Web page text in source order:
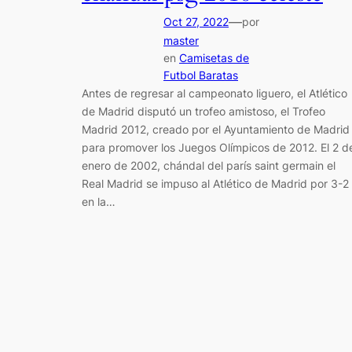
Oct 27, 2022—por
master
en Camisetas de
Futbol Baratas
Antes de regresar al campeonato liguero, el Atlético
de Madrid disputó un trofeo amistoso, el Trofeo
Madrid 2012, creado por el Ayuntamiento de Madrid
para promover los Juegos Olímpicos de 2012. El 2
enero de 2002, chándal del parís saint germain el
Real Madrid se impuso al Atlético de Madrid por 3-2
en la…